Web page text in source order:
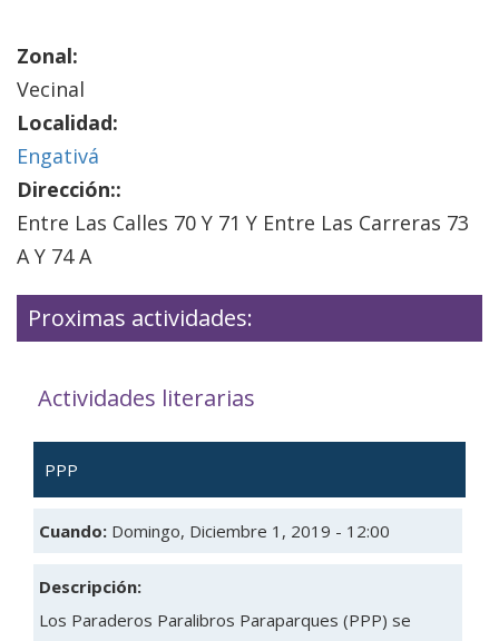
Zonal:
Vecinal
Localidad:
Engativá
Dirección::
Entre Las Calles 70 Y 71 Y Entre Las Carreras 73
A Y 74 A
Proximas actividades:
Actividades literarias
PPP
Cuando: Domingo, Diciembre 1, 2019 - 12:00
Descripción:
Los Paraderos Paralibros Paraparques (PPP) se